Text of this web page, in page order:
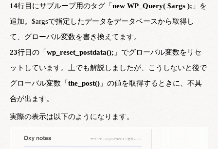
14行目にサブループ用のタグ「 new WP_Query( $args ); 」を
追加。$argsで指定したデータをデータベースから取得し
て、グローバル変数を書き換えてます。
23行目の「 wp_reset_postdata(); 」でグローバル変数をリセ
ットしています。上でも解説しましたが、こうしないと後で
グローバル変数「 the_post() 」の値を取得するときに、不具
合が出ます。
実際の表示は以下のようになります。